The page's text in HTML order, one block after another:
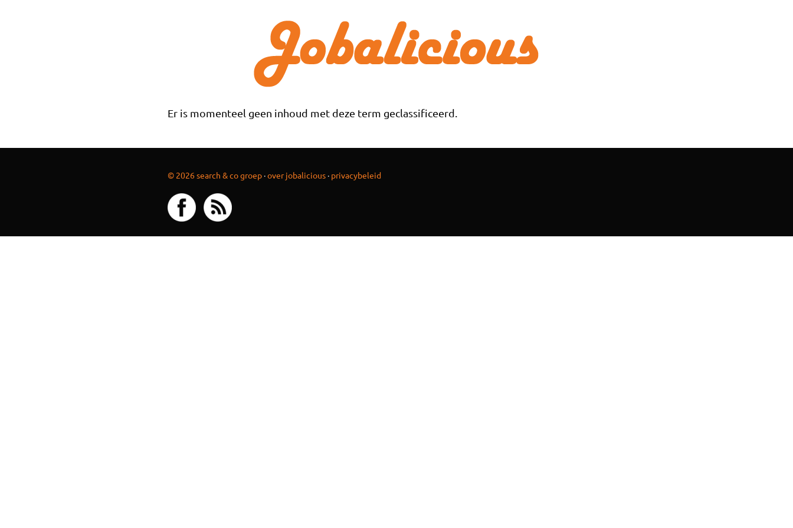
Er is momenteel geen inhoud met deze term geclassificeerd.
© 2026 search & co groep·over jobalicious· privacybeleid